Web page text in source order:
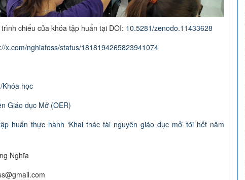
chiếu của khóa tập huấn tại DOI: 10.5281/zenodo.11433628
x.com/nghiafoss/status/1818194265823941074
Khóa học
Giáo dục Mở (OER)
huấn thực hành ‘Khai thác tài nguyên giáo dục mở’ tới hết năm
Nghĩa